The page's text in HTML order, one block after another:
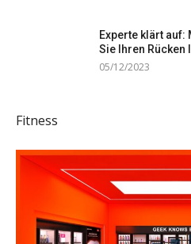
Experte klärt auf:
Sie Ihren
05/12/2023
Fitness